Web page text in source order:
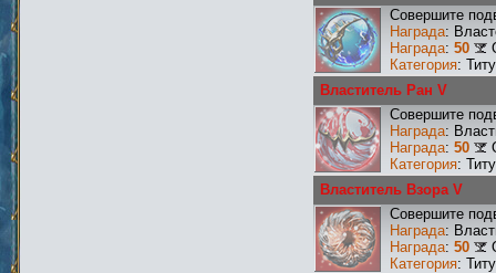
Совершите
Награда:
Награда: 50
Категория:
Властитель Ран V
Совершите
Награда:
Награда: 50
Категория:
Властитель Взора V
Совершите
Награда:
Награда: 50
Категория: